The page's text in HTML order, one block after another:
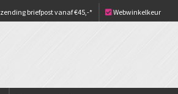
briefpost vanaf €45,-* Webwinkelkeur